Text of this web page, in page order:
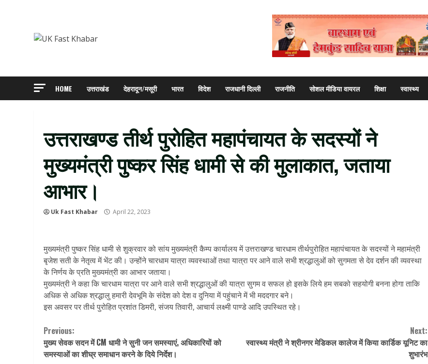
HOME उत्तराखंड देहरादून/मसूरी भारत विदेश राजधानी दिल्ली राजनीति सोशल मीडिया वायरल शिक्षा स्वास्थ्य
उत्तराखण्ड तीर्थ पुरोहित महापंचायत के सदस्यों ने
मुख्यमंत्री पुष्कर सिंह धामी से की मुलाकात, जताया
आभार।
Uk Fast Khabar April 22, 2023
मुख्यमंत्री पुष्कर सिंह धामी से शुक्रवार को सांय मुख्यमंत्री कैम्प कार्यालय में उत्तराखण्ड चारधाम तीर्थपुरोहित महापंचायत के सदस्यों ने महामंत्री
बृजेश सती के नेतृत्व में भेंट की। उन्होंने चारधाम यात्रा व्यवस्थाओं तथा यात्रा पर आने वाले सभी श्रद्धालुओं को सुगमता से देव दर्शन की व्यवस्था
के निर्णय के प्रति मुख्यमंत्री का आभार जताया।
मुख्यमंत्री ने कहा कि चारधाम यात्रा पर आने वाले सभी श्रद्धालुओं की यात्रा सुगम व सफल हो इसके लिये हम सबको सहयोगी बनना होगा ताकि
अधिक से अधिक श्रद्धालु हमारी देवभूमि के संदेश को देश व दुनिया में पहुंचाने में भी मददगार बने।
इस अवसर पर तीर्थ पुरोहित प्रशांत डिमरी, संजय तिवारी, आचार्य लक्ष्मी पाण्डे आदि उपस्थित रहे।
Continue
Reading
Previous:
मुख्य सेवक सदन में CM धामी ने सुनी जन समस्याएं, अधिकारियों को
समस्याओं का शीघ्र समाधान करने के दिये निर्देश।
Next:
स्वास्थ्य मंत्री ने श्रीनगर मेडिकल कालेज में किया कार्डिक यूनिट का
शुभारंभ